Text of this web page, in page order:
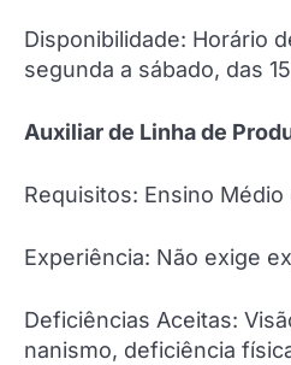
Disponibilidade: Horário
segunda a sábado, das
Auxiliar de Linha de
Requisitos: Ensino
Experiência: Não exige
Deficiências Aceitas:
nanismo, deficiência